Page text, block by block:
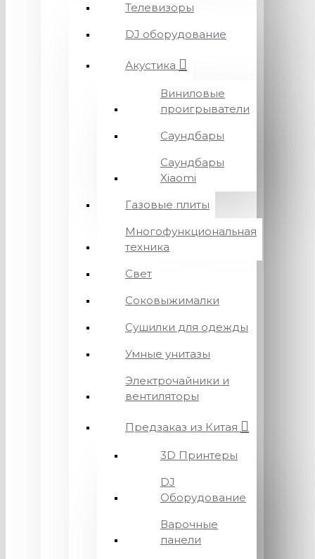
Телевизоры
DJ оборудование
Акустика
Виниловые
проигрыватели
Саундбары
Саундбары
Xiaomi
Газовые плиты
Многофункциональная
техника
Свет
Соковыжималки
Сушилки для одежды
Умные унитазы
Электрочайники и
вентиляторы
Предзаказ из Китая
3D Принтеры
DJ
Оборудование
Варочные
панели